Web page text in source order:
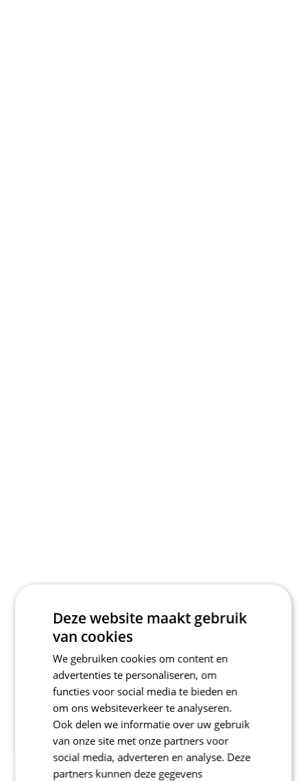
Deze website maakt gebruik
van cookies
We gebruiken cookies om content en
advertenties te personaliseren, om
functies voor social media te bieden en
om ons websiteverkeer te analyseren.
Ook delen we informatie over uw gebruik
van onze site met onze partners voor
social media, adverteren en analyse. Deze
partners kunnen deze gegevens